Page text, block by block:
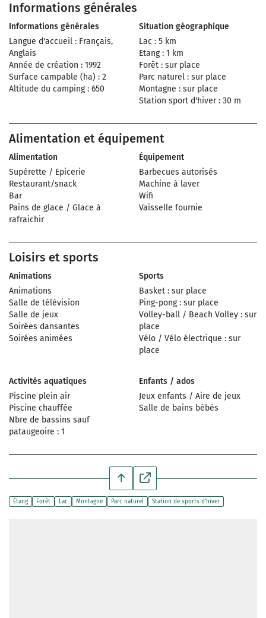
Informations générales
Informations générales
Langue d'accueil : Français,
Anglais
Année de création : 1992
Surface campable (ha) : 2
Altitude du camping : 650
Situation géographique
Lac : 5 km
Etang : 1 km
Forêt : sur place
Parc naturel : sur place
Montagne : sur place
Station sport d'hiver : 30 m
Alimentation et équipement
Alimentation
Supérette / Epicerie
Restaurant/snack
Bar
Pains de glace / Glace à
rafraichir
Équipement
Barbecues autorisés
Machine à laver
Wifi
Vaisselle fournie
Loisirs et sports
Animations
Animations
Salle de télévision
Salle de jeux
Soirées dansantes
Soirées animées
Sports
Basket : sur place
Ping-pong : sur place
Volley-ball / Beach Volley : sur
place
Vélo / Vélo électrique : sur
place
Activités aquatiques
Piscine plein air
Piscine chauffée
Nbre de bassins sauf
pataugeoire : 1
Enfants / ados
Jeux enfants / Aire de jeux
Salle de bains bébés
Étang Forêt Lac Montagne Parc naturel Station de sports d’hiver